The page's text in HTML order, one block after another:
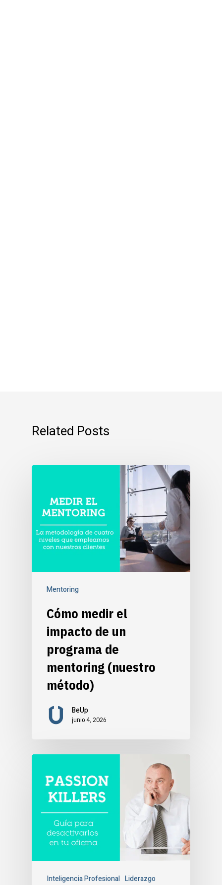
Related Posts
Mentoring
Cómo medir el
impacto de un
programa de
mentoring (nuestro
método)
BeUp
junio 4, 2026
Inteligencia Profesional Liderazgo